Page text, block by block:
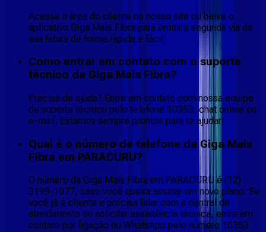
Acesse a área do cliente no nosso site ou baixe o
aplicativo Giga Mais Fibra para emitir a segunda via da
sua fatura de forma rápida e fácil.
Como entrar em contato com o suporte
técnico da Giga Mais Fibra?
Precisa de ajuda? Entre em contato com nossa equipe
de suporte técnico pelo telefone 10353, chat online ou
e-mail. Estamos sempre prontos para te ajudar!
Qual é o número de telefone da Giga Mais
Fibra em PARACURU?
O número da Giga Mais Fibra em PARACURU é (12)
3199-1077, caso você queira assinar um novo plano. Se
você já é cliente e precisa falar com a central de
atendimento ou solicitar assistência técnica, entre em
contato por ligação ou WhatsApp pelo número 10353.